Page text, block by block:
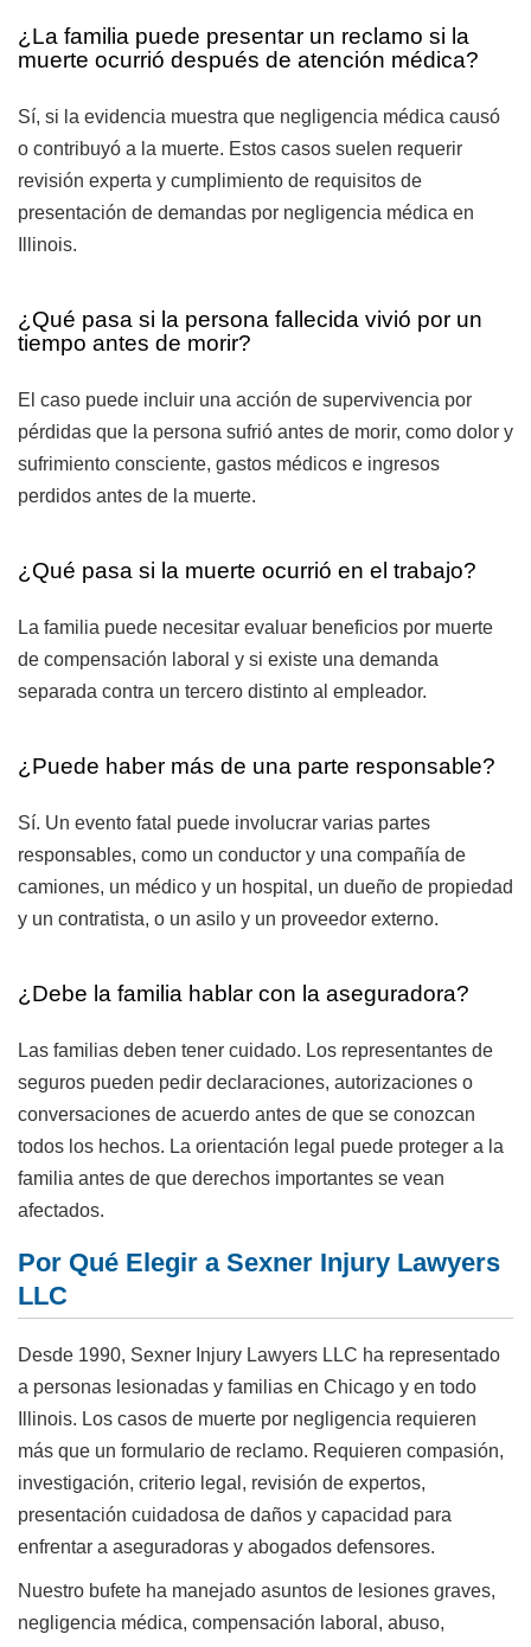
¿La familia puede presentar un reclamo si la
muerte ocurrió después de atención médica?
Sí, si la evidencia muestra que negligencia médica causó
o contribuyó a la muerte. Estos casos suelen requerir
revisión experta y cumplimiento de requisitos de
presentación de demandas por negligencia médica en
Illinois.
¿Qué pasa si la persona fallecida vivió por un
tiempo antes de morir?
El caso puede incluir una acción de supervivencia por
pérdidas que la persona sufrió antes de morir, como dolor y
sufrimiento consciente, gastos médicos e ingresos
perdidos antes de la muerte.
¿Qué pasa si la muerte ocurrió en el trabajo?
La familia puede necesitar evaluar beneficios por muerte
de compensación laboral y si existe una demanda
separada contra un tercero distinto al empleador.
¿Puede haber más de una parte responsable?
Sí. Un evento fatal puede involucrar varias partes
responsables, como un conductor y una compañía de
camiones, un médico y un hospital, un dueño de propiedad
y un contratista, o un asilo y un proveedor externo.
¿Debe la familia hablar con la aseguradora?
Las familias deben tener cuidado. Los representantes de
seguros pueden pedir declaraciones, autorizaciones o
conversaciones de acuerdo antes de que se conozcan
todos los hechos. La orientación legal puede proteger a la
familia antes de que derechos importantes se vean
afectados.
Por Qué Elegir a Sexner Injury Lawyers
LLC
Desde 1990, Sexner Injury Lawyers LLC ha representado
a personas lesionadas y familias en Chicago y en todo
Illinois. Los casos de muerte por negligencia requieren
más que un formulario de reclamo. Requieren compasión,
investigación, criterio legal, revisión de expertos,
presentación cuidadosa de daños y capacidad para
enfrentar a aseguradoras y abogados defensores.
Nuestro bufete ha manejado asuntos de lesiones graves,
negligencia médica, compensación laboral, abuso,